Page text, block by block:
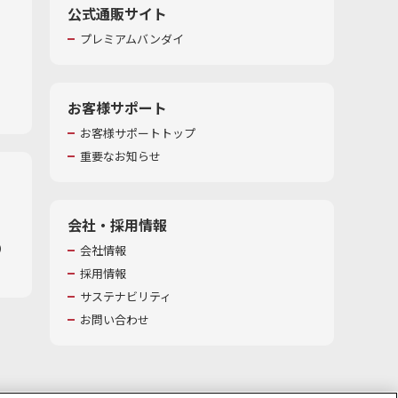
公式通販サイト
プレミアムバンダイ
お客様サポート
お客様サポートトップ
重要なお知らせ
会社・採用情報
会社情報
採用情報
サステナビリティ
お問い合わせ